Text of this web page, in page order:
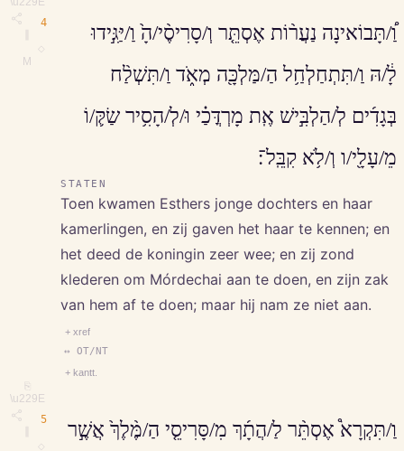
M
4
⎘
\u229E
וַ֠/תָּבוֹאינָה נַעֲר֨וֹת אֶסְתֵּ֤ר וְ/סָרִיסֶ֨י/הָ֙ וַ/יַּגִּ֣ידוּ
לָ֔/הּ וַ/תִּתְחַלְחַ֥ל הַ/מַּלְכָּ֖ה מְאֹ֑ד וַ/תִּשְׁלַ֨ח
בְּגָדִ֜ים לְ/הַלְבִּ֣ישׁ אֶֽת מָרְדֳּכַ֗י וּ/לְ/הָסִ֥יר שַׂקּ֛/וֹ
מֵ/עָלָ֖י/ו וְ/לֹ֥א קִבֵּֽל־׃
STATEN
Toen kwamen Esthers jonge dochters en haar
kamerlingen, en zij gaven het haar te kennen; en
het deed de koningin zeer wee; en zij zond
klederen om Mórdechai aan te doen, en zijn zak
van hem af te doen; maar hij nam ze niet aan.
+ xref
↔ OT/NT
+ kantt.
5
וַ/תִּקְרָא֩ אֶסְתֵּ֨ר לַ/הֲתָ֜ךְ מִ/סָּרִיסֵ֤י הַ/מֶּ֨לֶךְ֙ אֲשֶׁ֣ר